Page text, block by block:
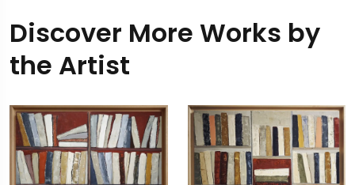
Discover More Works by
the Artist